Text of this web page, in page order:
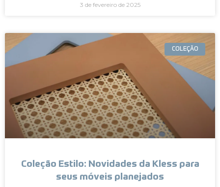
3 de fevereiro de 2025
COLEÇÃO
Coleção Estilo: Novidades da Kless para
seus móveis planejados